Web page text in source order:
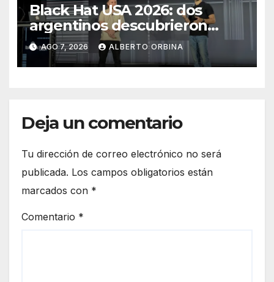
Black Hat USA 2026: dos
argentinos descubrieron
cómo hackear antenas que
llevan internet a zonas
aisladas
AGO 7, 2026 ALBERTO ORBINA
Deja un comentario
Tu dirección de correo electrónico no será
publicada. Los campos obligatorios están
marcados con *
Comentario *